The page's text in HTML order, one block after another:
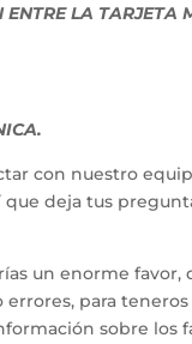
LA
con nuestro
deja tus
un enorme
para
sobre los